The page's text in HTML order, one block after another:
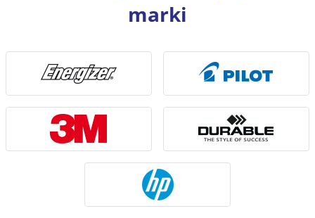
marki